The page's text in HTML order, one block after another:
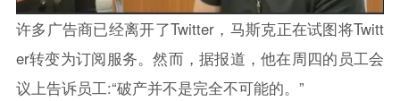
许多广告商已经离开了Twitter，马斯克正在试图将Twitt
er转变为订阅服务。然而，据报道，他在周四的员工会
议上告诉员工:“破产并不是完全不可能的。”